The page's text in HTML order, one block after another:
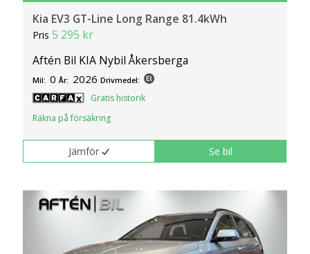
Kia EV3 GT-Line Long Range 81.4kWh
Pris5 295 kr
Aftén Bil KIA Nybil Åkersberga
Mil: 0 År: 2026 Drivmedel:
Gratis historik
Räkna på försäkring
Jämför Se bil